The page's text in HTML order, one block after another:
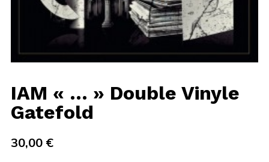
IAM « … » Double Vinyle
Gatefold
30,00 €